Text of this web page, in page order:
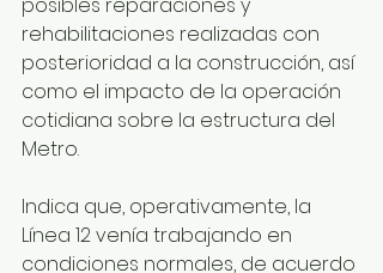
rehabilitaciones realizadas con
posterioridad a la construcción, así
como el impacto de la operación
cotidiana sobre la estructura del
Metro.
Indica que, operativamente, la
Línea 12 venía trabajando en
condiciones normales, de acuerdo